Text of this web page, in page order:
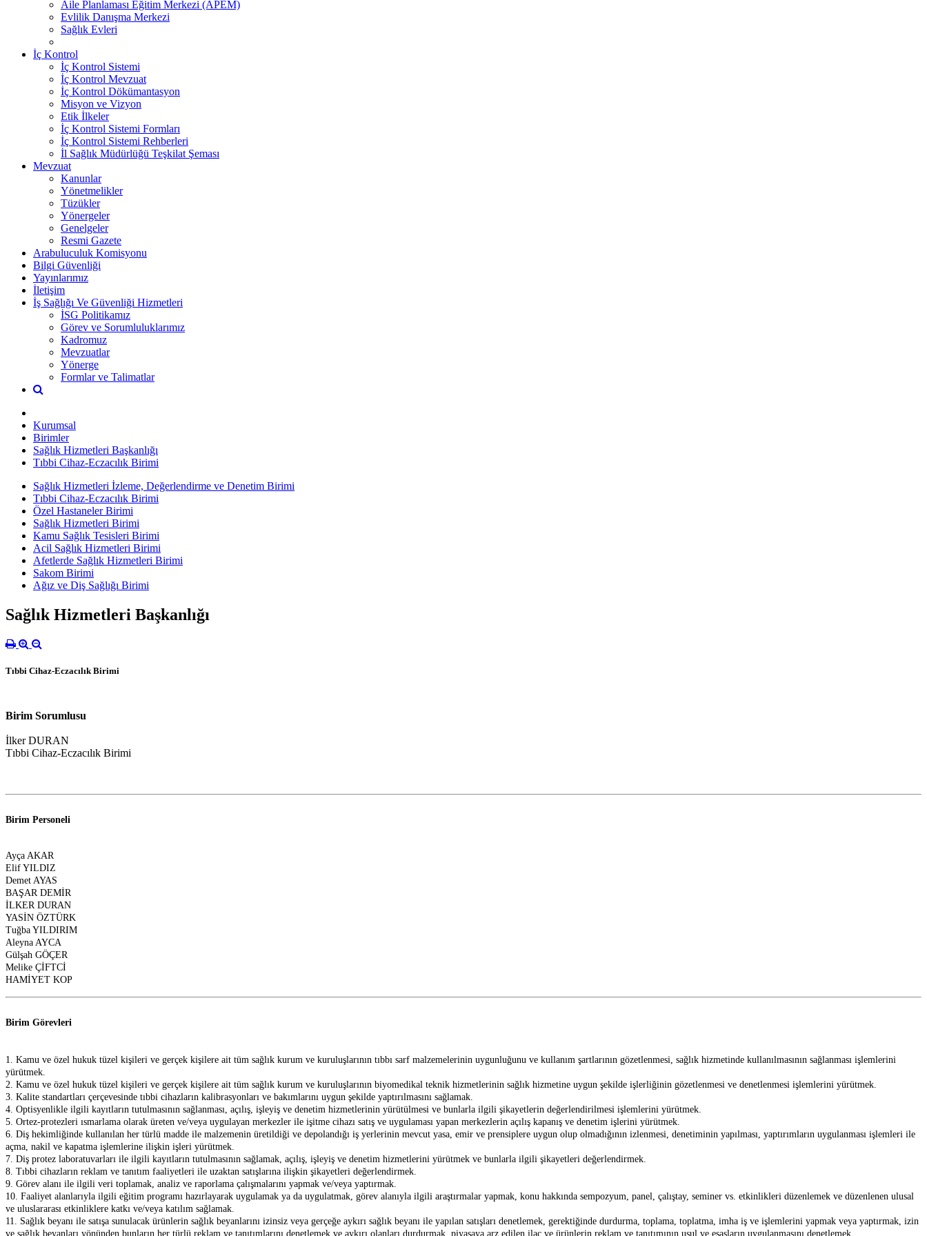
Aile Planlaması Eğitim Merkezi (APEM)
Evlilik Danışma Merkezi
Sağlık Evleri
İç Kontrol
İç Kontrol Sistemi
İç Kontrol Mevzuat
İç Kontrol Dökümantasyon
Misyon ve Vizyon
Etik İlkeler
İç Kontrol Sistemi Formları
İç Kontrol Sistemi Rehberleri
İl Sağlık Müdürlüğü Teşkilat Şeması
Mevzuat
Kanunlar
Yönetmelikler
Tüzükler
Yönergeler
Genelgeler
Resmi Gazete
Arabuluculuk Komisyonu
Bilgi Güvenliği
Yayınlarımız
İletişim
İş Sağlığı Ve Güvenliği Hizmetleri
İSG Politikamız
Görev ve Sorumluluklarımız
Kadromuz
Mevzuatlar
Yönerge
Formlar ve Talimatlar
Kurumsal
Birimler
Sağlık Hizmetleri Başkanlığı
Tıbbi Cihaz-Eczacılık Birimi
Sağlık Hizmetleri İzleme, Değerlendirme ve Denetim Birimi
Tıbbi Cihaz-Eczacılık Birimi
Özel Hastaneler Birimi
Sağlık Hizmetleri Birimi
Kamu Sağlık Tesisleri Birimi
Acil Sağlık Hizmetleri Birimi
Afetlerde Sağlık Hizmetleri Birimi
Sakom Birimi
Ağız ve Diş Sağlığı Birimi
Sağlık Hizmetleri Başkanlığı
Tıbbi Cihaz-Eczacılık Birimi
Birim Sorumlusu
İlker DURAN
Tıbbi Cihaz-Eczacılık Birimi
Birim Personeli
Ayça AKAR
Elif YILDIZ
Demet AYAS
BAŞAR DEMİR
İLKER DURAN
YASİN ÖZTÜRK
Tuğba YILDIRIM
Aleyna AYCA
Gülşah GÖÇER
Melike ÇİFTCİ
HAMİYET KOP
Birim Görevleri
1. Kamu ve özel hukuk tüzel kişileri ve gerçek kişilere ait tüm sağlık kurum ve kuruluşlarının tıbbı sarf malzemelerinin uygunluğunu ve kullanım şartlarının gözetlenmesi, sağlık hizmetinde kullanılmasının sağlanması işlemlerini
yürütmek.
2. Kamu ve özel hukuk tüzel kişileri ve gerçek kişilere ait tüm sağlık kurum ve kuruluşlarının biyomedikal teknik hizmetlerinin sağlık hizmetine uygun şekilde işlerliğinin gözetlenmesi ve denetlenmesi işlemlerini yürütmek.
3. Kalite standartları çerçevesinde tıbbi cihazların kalibrasyonları ve bakımlarını uygun şekilde yaptırılmasını sağlamak.
4. Optisyenlikle ilgili kayıtların tutulmasının sağlanması, açılış, işleyiş ve denetim hizmetlerinin yürütülmesi ve bunlarla ilgili şikayetlerin değerlendirilmesi işlemlerini yürütmek.
5. Ortez-protezleri ısmarlama olarak üreten ve/veya uygulayan merkezler ile işitme cihazı satış ve uygulaması yapan merkezlerin açılış kapanış ve denetim işlerini yürütmek.
6. Diş hekimliğinde kullanılan her türlü madde ile malzemenin üretildiği ve depolandığı iş yerlerinin mevcut yasa, emir ve prensiplere uygun olup olmadığının izlenmesi, denetiminin yapılması, yaptırımların uygulanması işlemleri ile
açma, nakil ve kapatma işlemlerine ilişkin işleri yürütmek.
7. Diş protez laboratuvarları ile ilgili kayıtların tutulmasının sağlamak, açılış, işleyiş ve denetim hizmetlerini yürütmek ve bunlarla ilgili şikayetleri değerlendirmek.
8. Tıbbi cihazların reklam ve tanıtım faaliyetleri ile uzaktan satışlarına ilişkin şikayetleri değerlendirmek.
9. Görev alanı ile ilgili veri toplamak, analiz ve raporlama çalışmalarını yapmak ve/veya yaptırmak.
10. Faaliyet alanlarıyla ilgili eğitim programı hazırlayarak uygulamak ya da uygulatmak, görev alanıyla ilgili araştırmalar yapmak, konu hakkında sempozyum, panel, çalıştay, seminer vs. etkinlikleri düzenlemek ve düzenlenen ulusal
ve uluslararası etkinliklere katkı ve/veya katılım sağlamak.
11. Sağlık beyanı ile satışa sunulacak ürünlerin sağlık beyanlarını izinsiz veya gerçeğe aykırı sağlık beyanı ile yapılan satışları denetlemek, gerektiğinde durdurma, toplama, toplatma, imha iş ve işlemlerini yapmak veya yaptırmak, izin
ve sağlık beyanları yönünden bunların her türlü reklam ve tanıtımlarını denetlemek ve aykırı olanları durdurmak, piyasaya arz edilen ilaç ve ürünlerin reklam ve tanıtımının usul ve esasların uygulanmasını denetlemek.